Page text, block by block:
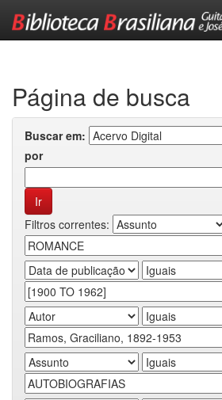
Página de busca
Buscar em:
por
Filtros correntes: